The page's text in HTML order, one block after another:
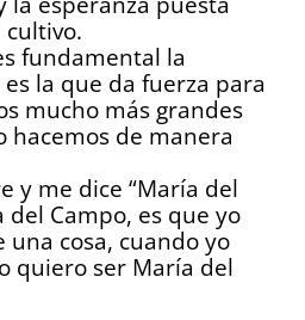
fundamental la
la que da fuerza para
mucho más grandes
hacemos de manera
y me dice “María del
del Campo, es que yo
cosa, cuando yo
quiero ser María del